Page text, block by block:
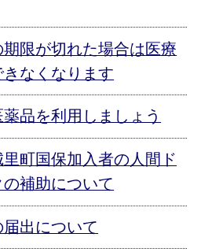
限が切れた場合は医療
なくなります
品を利用しましょう
町国保加入者の人間ド
補助について
出について